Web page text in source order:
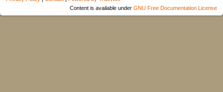
Content is available under GNU Free Documentation License